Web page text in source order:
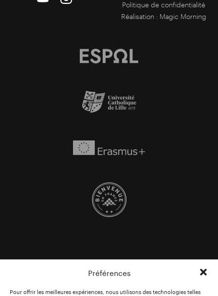
Préférences
Pour offrir les meilleures expériences, nous utilisons des technologies telles
Politique de confidentialité
Réalisation : Magic Morning